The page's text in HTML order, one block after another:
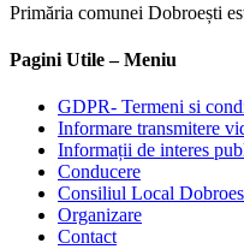
Primăria comunei Dobroești
Pagini Utile – Meniu
GDPR- Termeni si
Informare transmitere
Informații de interes
Conducere
Consiliul Local
Organizare
Contact